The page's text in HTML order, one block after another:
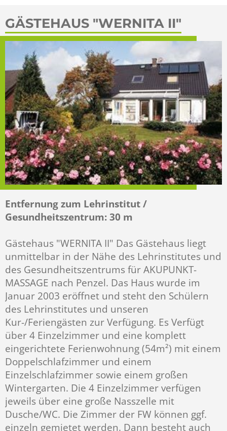
GÄSTEHAUS "WERNITA II"
Entfernung zum Lehrinstitut /
Gesundheitszentrum: 30 m
Gästehaus "WERNITA II" Das Gästehaus liegt
unmittelbar in der Nähe des Lehrinstitutes und
des Gesundheitszentrums für AKUPUNKT-
MASSAGE nach Penzel. Das Haus wurde im
Januar 2003 eröffnet und steht den Schülern
des Lehrinstitutes und unseren
Kur-/Feriengästen zur Verfügung. Es Verfügt
über 4 Einzelzimmer und eine komplett
eingerichtete Ferienwohnung (54m²) mit einem
Doppelschlafzimmer und einem
Einzelschlafzimmer sowie einem großen
Wintergarten. Die 4 Einzelzimmer verfügen
jeweils über eine große Nasszelle mit
Dusche/WC. Die Zimmer der FW können ggf.
einzeln gemietet werden. Dann besteht auch